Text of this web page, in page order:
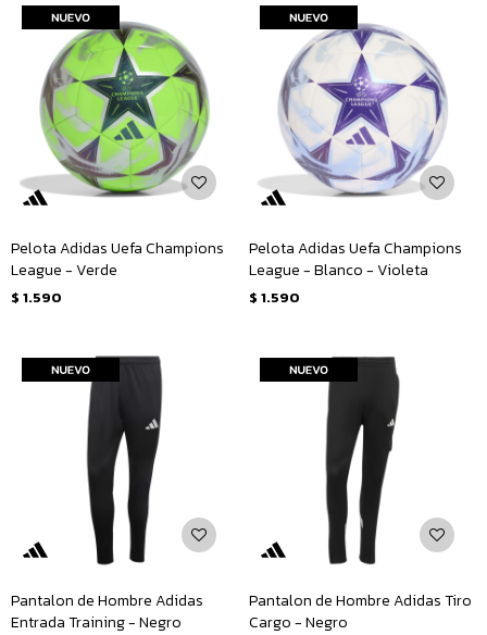
Pelota Adidas Uefa Champions
League - Verde
$ 1.590
Pelota Adidas Uefa Champions
League - Blanco - Violeta
$ 1.590
Pantalon de Hombre Adidas
Entrada Training - Negro
Pantalon de Hombre Adidas Tiro
Cargo - Negro